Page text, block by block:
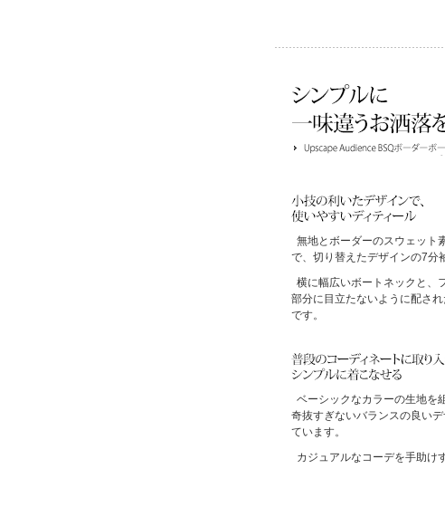
無地とボーダーのスウェット
で、切り替えたデザインの7分
横に幅広いボートネックと、
部分に目立たないように配さ
です。
ベーシックなカラーの生地を
奇抜すぎないバランスの良い
ています。
カジュアルなコーデを手助け